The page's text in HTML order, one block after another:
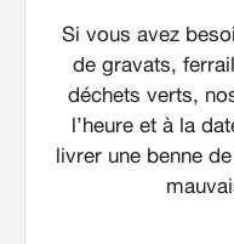
Si vous avez
de gravats,
déchets verts,
l’heure et à la
livrer une benne